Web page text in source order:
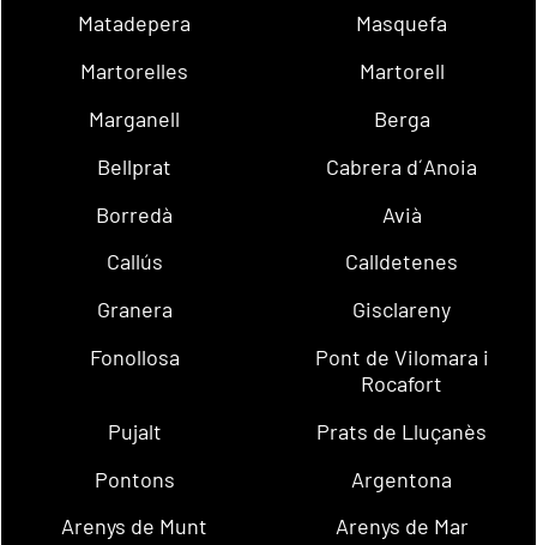
Matadepera
Masquefa
Martorelles
Martorell
Marganell
Berga
Bellprat
Cabrera d´Anoia
Borredà
Avià
Callús
Calldetenes
Granera
Gisclareny
Fonollosa
Pont de Vilomara i
Rocafort
Pujalt
Prats de Lluçanès
Pontons
Argentona
Arenys de Munt
Arenys de Mar